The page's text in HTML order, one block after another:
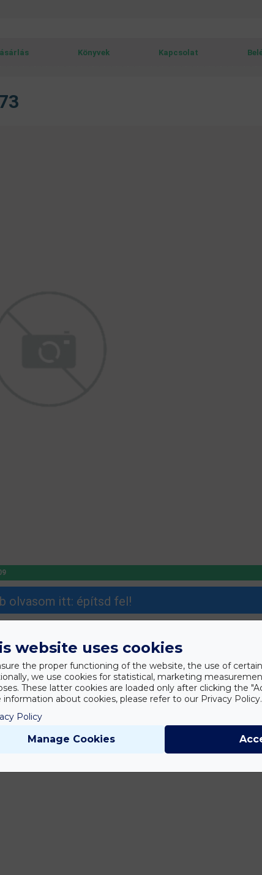
Könyvek Kapcsolat
olvasom itt: építsd fel!
website uses cookies
the proper functioning of the website, the use of
we use cookies for statistical, marketing
These latter cookies are loaded only after clicking the
information about cookies, please refer to our Privacy Policy.
Policy
Manage Cookies